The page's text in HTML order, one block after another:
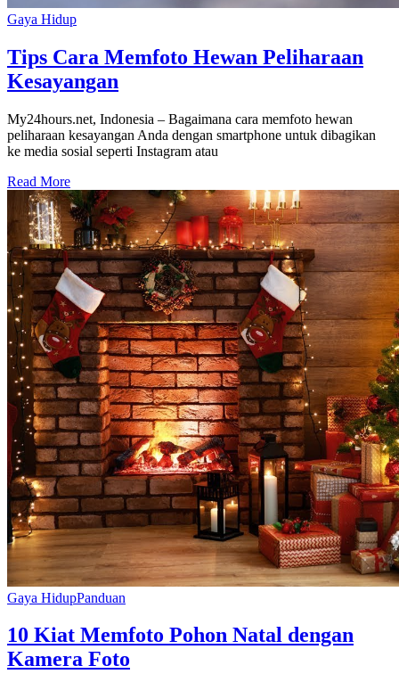
Gaya Hidup
Tips Cara Memfoto Hewan Peliharaan
Kesayangan
My24hours.net, Indonesia – Bagaimana cara memfoto hewan
peliharaan kesayangan Anda dengan smartphone untuk dibagikan
ke media sosial seperti Instagram atau
Read More
Gaya HidupPanduan
10 Kiat Memfoto Pohon Natal dengan
Kamera Foto